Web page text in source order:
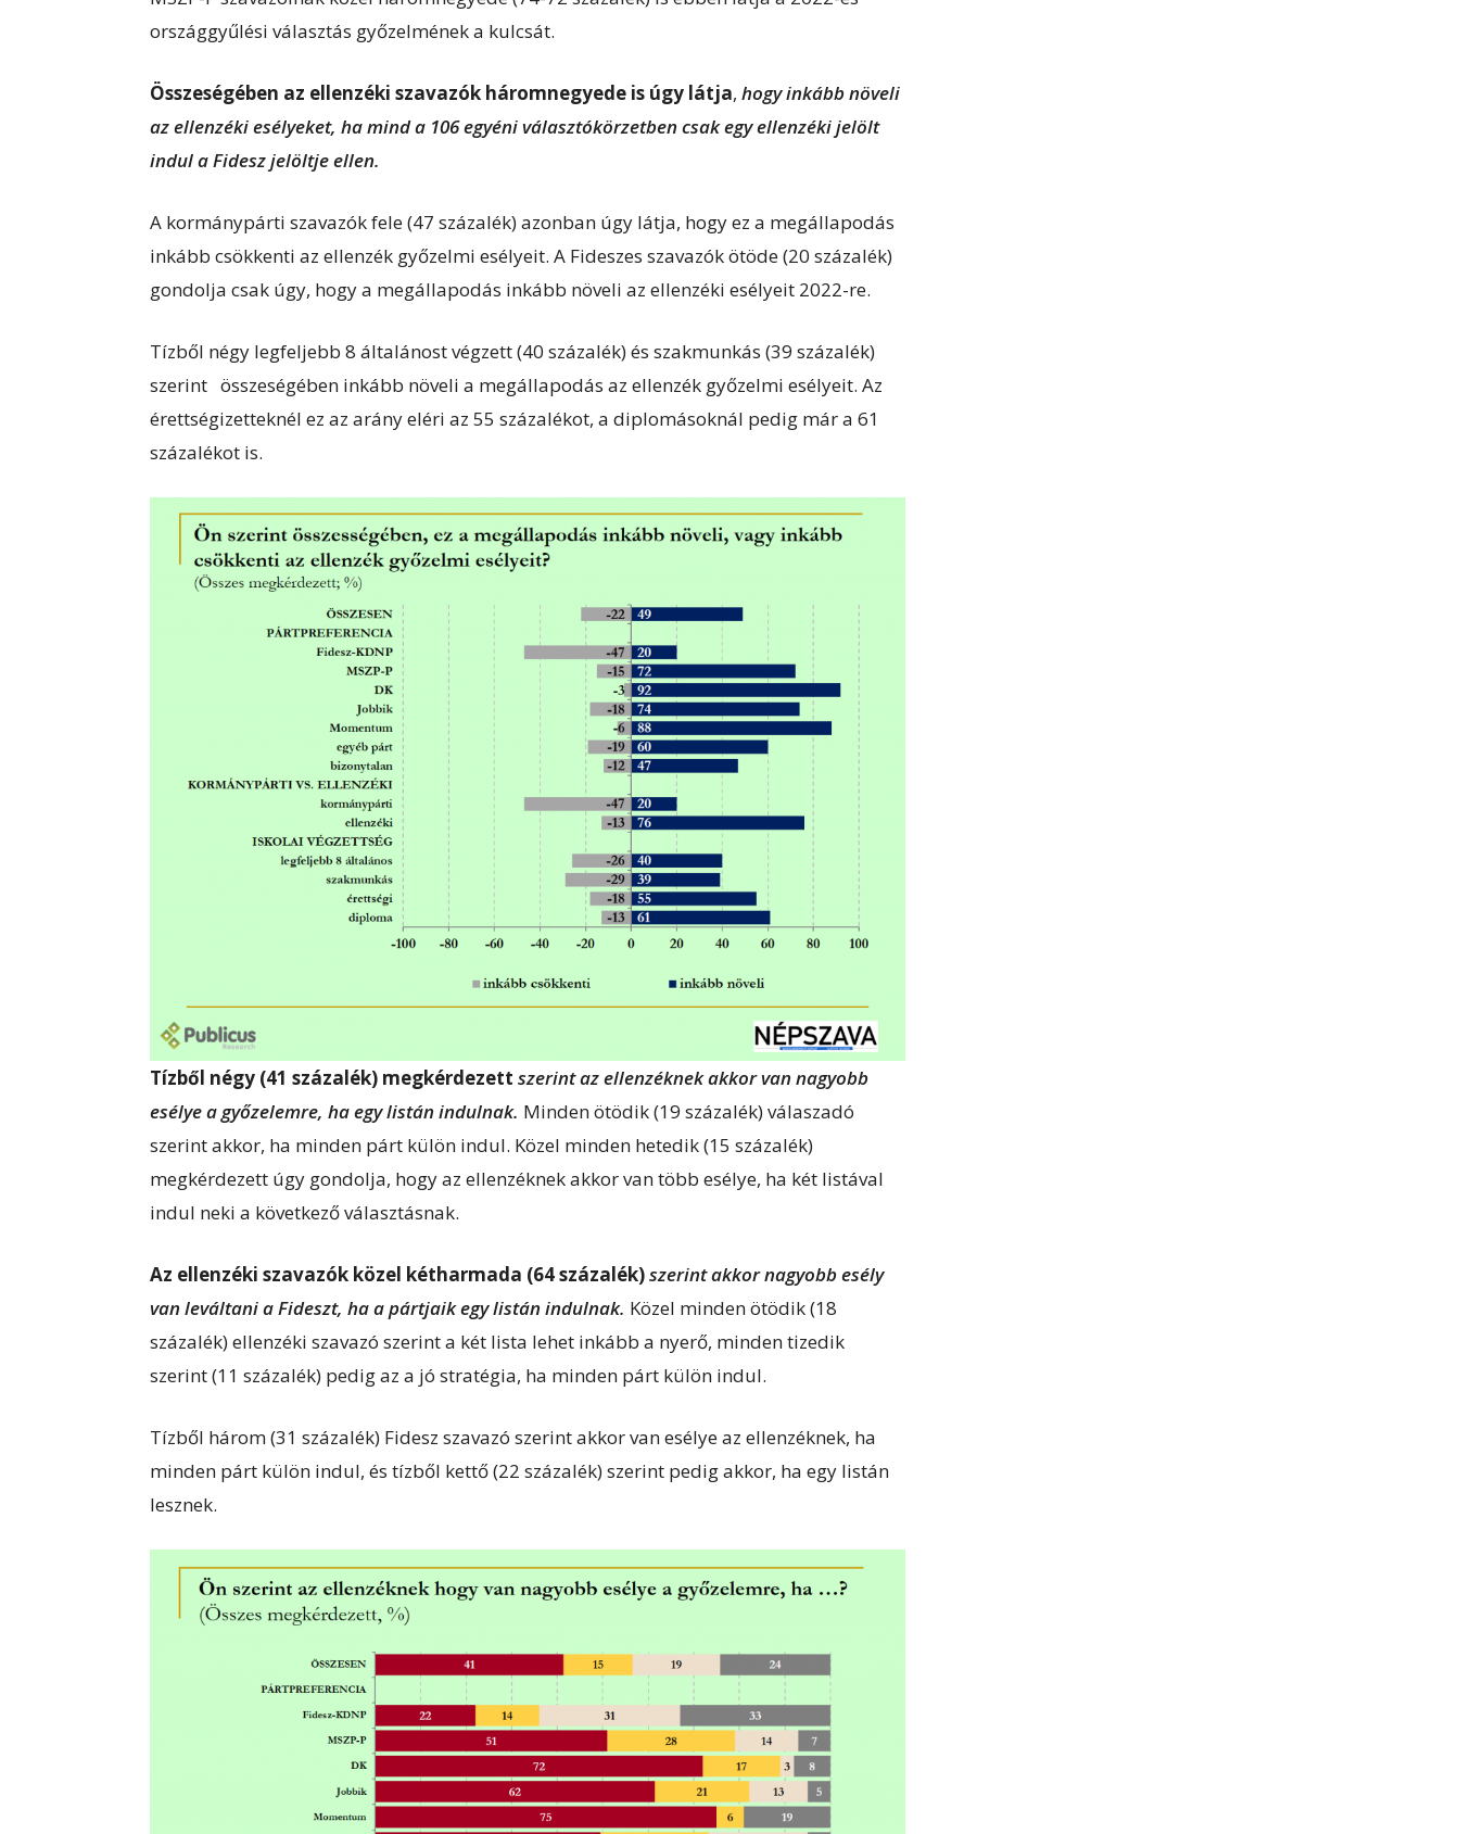
országgyűlési választás győzelmének a kulcsát.
Összeségében az ellenzéki szavazók háromnegyede is úgy látja, hogy inkább növeli
az ellenzéki esélyeket, ha mind a 106 egyéni választókörzetben csak egy ellenzéki jelölt
indul a Fidesz jelöltje ellen.
A kormánypárti szavazók fele (47 százalék) azonban úgy látja, hogy ez a megállapodás
inkább csökkenti az ellenzék győzelmi esélyeit. A Fideszes szavazók ötöde (20 százalék)
gondolja csak úgy, hogy a megállapodás inkább növeli az ellenzéki esélyeit 2022-re.
Tízből négy legfeljebb 8 általánost végzett (40 százalék) és szakmunkás (39 százalék)
szerint összeségében inkább növeli a megállapodás az ellenzék győzelmi esélyeit. Az
érettségizetteknél ez az arány eléri az 55 százalékot, a diplomásoknál pedig már a 61
százalékot is.
Tízből négy (41 százalék) megkérdezett szerint az ellenzéknek akkor van nagyobb
esélye a győzelemre, ha egy listán indulnak. Minden ötödik (19 százalék) válaszadó
szerint akkor, ha minden párt külön indul. Közel minden hetedik (15 százalék)
megkérdezett úgy gondolja, hogy az ellenzéknek akkor van több esélye, ha két listával
indul neki a következő választásnak.
Az ellenzéki szavazók közel kétharmada (64 százalék)szerint akkor nagyobb esély
van leváltani a Fideszt, ha a pártjaik egy listán indulnak. Közel minden ötödik (18
százalék) ellenzéki szavazó szerint a két lista lehet inkább a nyerő, minden tizedik
szerint (11 százalék) pedig az a jó stratégia, ha minden párt külön indul.
Tízből három (31 százalék) Fidesz szavazó szerint akkor van esélye az ellenzéknek, ha
minden párt külön indul, és tízből kettő (22 százalék) szerint pedig akkor, ha egy listán
lesznek.